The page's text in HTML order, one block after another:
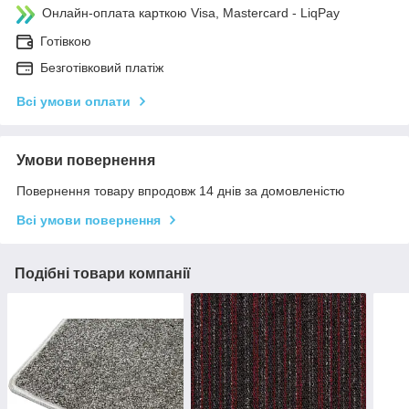
Онлайн-оплата карткою Visa, Mastercard - LiqPay
Готівкою
Безготівковий платіж
Всі умови оплати
Умови повернення
Повернення товару впродовж 14 днів за домовленістю
Всі умови повернення
Подібні товари компанії